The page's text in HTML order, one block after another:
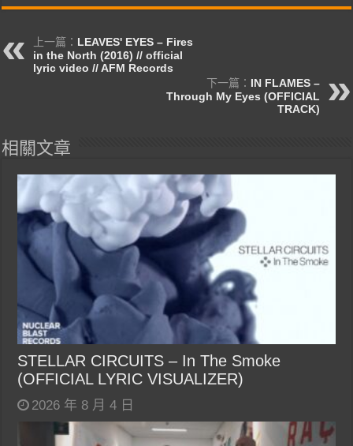
上一篇： LEAVES' EYES – Fires
in the North (2016) // official
lyric video // AFM Records
下一篇： IN FLAMES –
Through My Eyes (OFFICIAL
TRACK)
相關文章
STELLAR CIRCUITS – In The Smoke
(OFFICIAL LYRIC VISUALIZER)
2026 年 8 月 4 日